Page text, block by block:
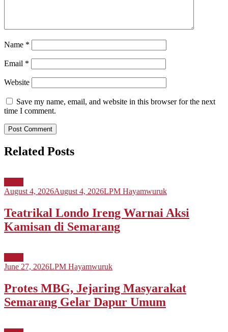
Name *
Email *
Website
Save my name, email, and website in this browser for the next
time I comment.
Related Posts
August 4, 2026August 4, 2026LPM Hayamwuruk
Teatrikal Londo Ireng Warnai Aksi
Kamisan di Semarang
June 27, 2026LPM Hayamwuruk
Protes MBG, Jejaring Masyarakat
Semarang Gelar Dapur Umum